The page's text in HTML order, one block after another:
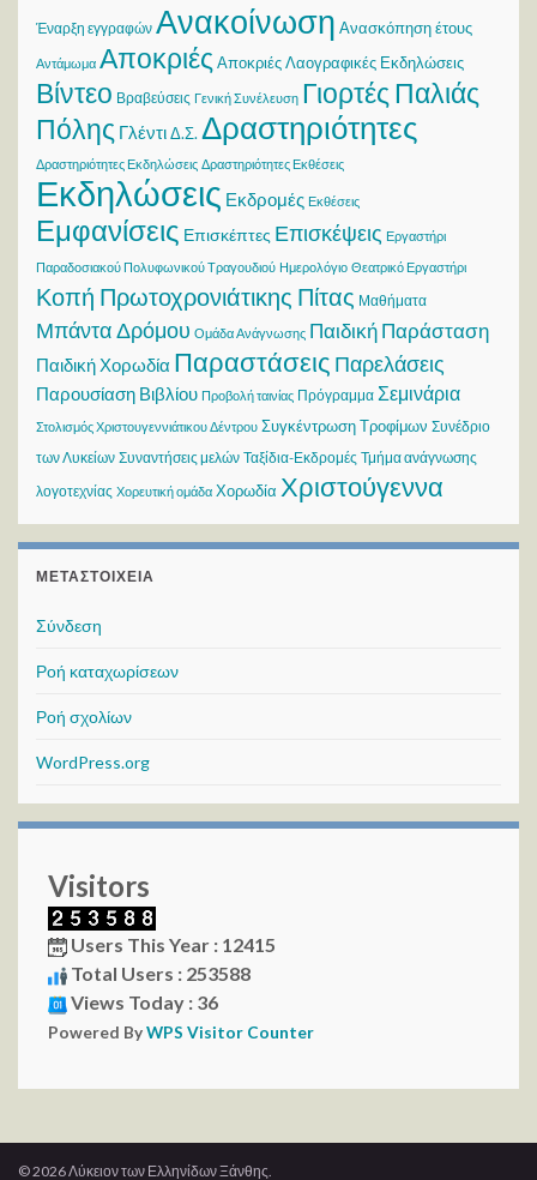
Έναρξη εγγραφών Ανακοίνωση Ανασκόπηση έτους
Αντάμωμα Αποκριές Αποκριές Λαογραφικές Εκδηλώσεις
Βίντεο Βραβεύσεις Γενική Συνέλευση Γιορτές Παλιάς
Πόλης ΓλέντιΔ.Σ. Δραστηριότητες
Δραστηριότητες Εκδηλώσεις Δραστηριότητες Εκθέσεις
Εκδηλώσεις Εκδρομές Εκθέσεις
Εμφανίσεις Επισκέπτες Επισκέψεις Εργαστήρι
Παραδοσιακού Πολυφωνικού Τραγουδιού Ημερολόγιο Θεατρικό Εργαστήρι
Κοπή Πρωτοχρονιάτικης Πίτας Μαθήματα
Μπάντα Δρόμου Ομάδα Ανάγνωσης Παιδική Παράσταση
Παιδική Χορωδία Παραστάσεις Παρελάσεις
Παρουσίαση Βιβλίου Προβολή ταινίας Πρόγραμμα Σεμινάρια
Στολισμός Χριστουγεννιάτικου Δέντρου Συγκέντρωση Τροφίμων Συνέδριο
των Λυκείων Συναντήσεις μελών Ταξίδια-Εκδρομές Τμήμα ανάγνωσης
λογοτεχνίας Χορευτική ομάδα Χορωδία Χριστούγεννα
ΜΕΤΑΣΤΟΙΧΕΊΑ
Σύνδεση
Ροή καταχωρίσεων
Ροή σχολίων
WordPress.org
Visitors
Users This Year : 12415
Total Users : 253588
Views Today : 36
Powered ByWPS Visitor Counter
© 2026 Λύκειον των Ελληνίδων Ξάνθης.